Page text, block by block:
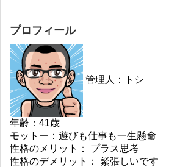
プロフィール
管理人：トシ
年齢：41歳
モットー：遊びも仕事も一生懸命
性格のメリット： プラス思考
性格のデメリット： 緊張しいです